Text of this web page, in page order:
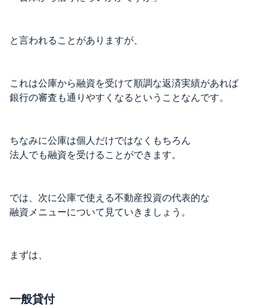
と言われることがありますが、
これは公庫から融資を受けて順調な返済実績があれば
銀行の審査も通りやすくなるということなんです。
ちなみに公庫は個人だけではなくもちろん
法人でも融資を受けることができます。
では、次に公庫で使える不動産投資の代表的な
融資メニューについて見ていきましょう。
まずは、
一般貸付